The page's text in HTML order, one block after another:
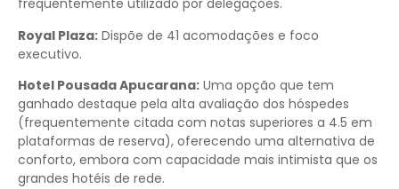
frequentemente utilizado por delegações.
Royal Plaza: Dispõe de 41 acomodações e foco
executivo.
Hotel Pousada Apucarana: Uma opção que tem
ganhado destaque pela alta avaliação dos hóspedes
(frequentemente citada com notas superiores a 4.5 em
plataformas de reserva), oferecendo uma alternativa de
conforto, embora com capacidade mais intimista que os
grandes hotéis de rede.